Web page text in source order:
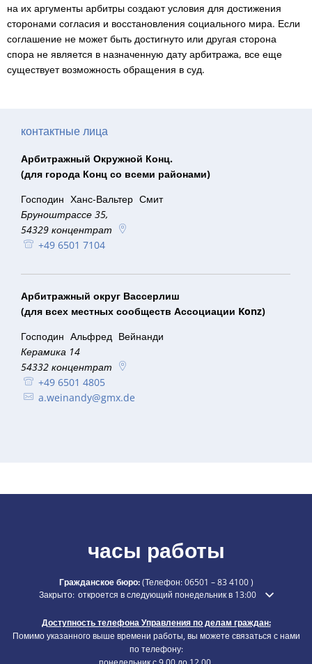
на их аргументы арбитры создают условия для достижения
сторонами согласия и восстановления социального мира. Если
соглашение не может быть достигнуто или другая сторона
спора не является в назначенную дату арбитража, все еще
существует возможность обращения в суд.
контактные лица
Арбитражный Окружной Конц.
(для города Конц со всеми районами)
Господин Ханс-Вальтер Смит
Бруноштрассе 35,
54329 концентрат
+49 6501 7104
Арбитражный округ Вассерлиш
(для всех местных сообществ Ассоциации Konz)
Господин Альфред Вейнанди
Керамика 14
54332 концентрат
+49 6501 4805
a.weinandy@gmx.de
часы работы
Гражданское бюро:(Телефон:06501 – 83 4100)
Нажмите, чтобы скрыть дополнительное время открытия или
Закрыто: откроется в следующий понедельник в 13:00
Доступность телефона Управления по делам граждан:
Помимо указанного выше времени работы, вы можете связаться с нами
по телефону: